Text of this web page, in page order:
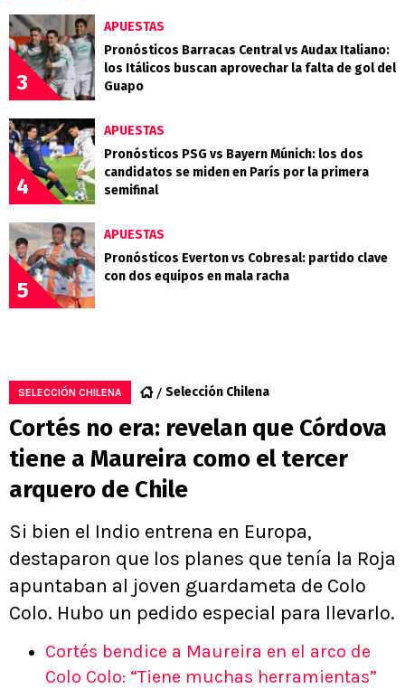
3
APUESTAS
Pronósticos Barracas Central vs Audax Italiano:
los Itálicos buscan aprovechar la falta de gol del
Guapo
4
APUESTAS
Pronósticos PSG vs Bayern Múnich: los dos
candidatos se miden en París por la primera
semifinal
5
APUESTAS
Pronósticos Everton vs Cobresal: partido clave
con dos equipos en mala racha
SELECCIÓN CHILENA Selección Chilena
Cortés no era: revelan que Córdova
tiene a Maureira como el tercer
arquero de Chile
Si bien el Indio entrena en Europa,
destaparon que los planes que tenía la Roja
apuntaban al joven guardameta de Colo
Colo. Hubo un pedido especial para llevarlo.
Cortés bendice a Maureira en el arco de
Colo Colo: “Tiene muchas herramientas”